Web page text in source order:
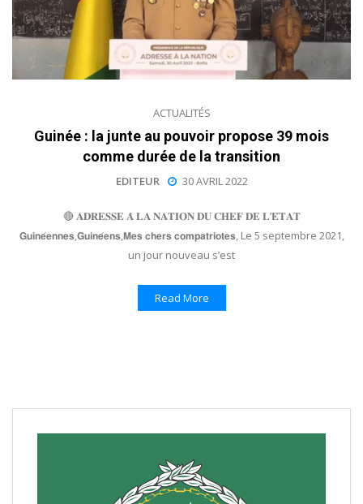
ACTUALITÉS
Guinée : la junte au pouvoir propose 39 mois
comme durée de la transition
EDITEUR 30 AVRIL 2022
🔴 𝐀𝐃𝐑𝐄𝐒𝐒𝐄 𝐀̀ 𝐋𝐀 𝐍𝐀𝐓𝐈𝐎𝐍 𝐃𝐔 𝐂𝐇𝐄𝐅 𝐃𝐄 𝐋’𝐄́𝐓𝐀𝐓
𝗚𝘂𝗶𝗻𝗲́𝗲𝗻𝗻𝗲𝘀,𝗚𝘂𝗶𝗻𝗲́𝗲𝗻𝘀,𝗠𝗲𝘀 𝗰𝗵𝗲𝗿𝘀 𝗰𝗼𝗺𝗽𝗮𝘁𝗿𝗶𝗼𝘁𝗲𝘀, Le 5 septembre 2021,
un jour nouveau s’est
Read More